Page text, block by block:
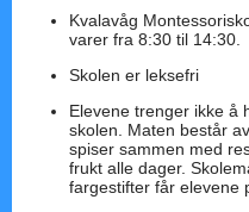
Kvalavåg
varer fra 8:30 til 14:30.
Skolen er leksefri
Elevene trenger ikke å
skolen. Maten består
spiser sammen med
frukt alle dager.
fargestifter får elevene